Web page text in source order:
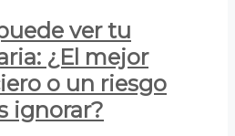
ver tu
¿El mejor
o un riesgo
ignorar?